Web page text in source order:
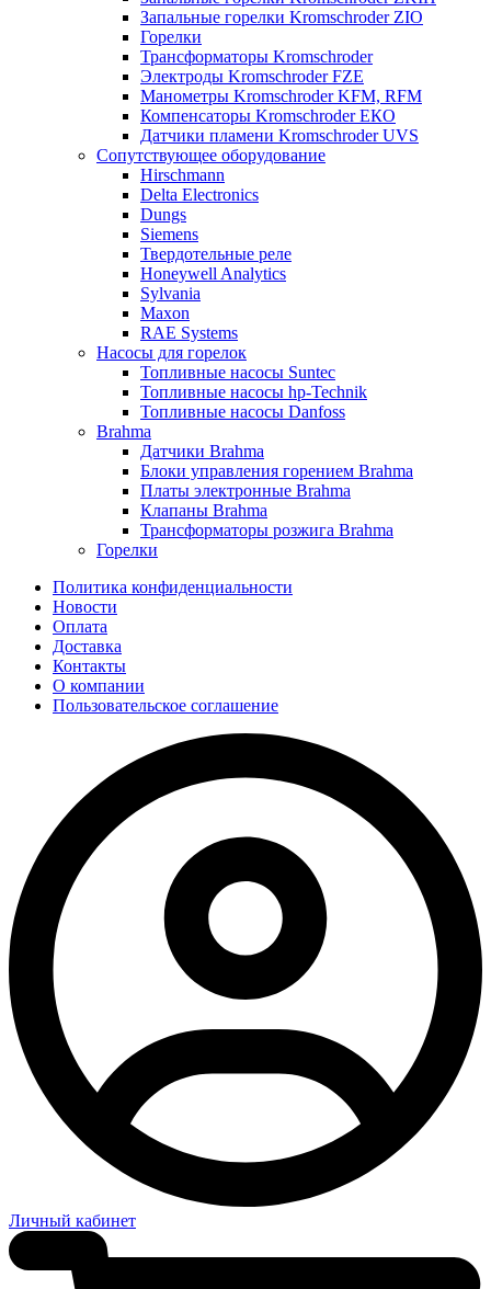
Запальные горелки Kromschroder ZIO
Горелки
Трансформаторы Kromschroder
Электроды Kromschroder FZE
Манометры Kromschroder KFM, RFM
Компенсаторы Kromschroder ЕКО
Датчики пламени Kromschroder UVS
Сопутствующее оборудование
Hirschmann
Delta Electronics
Dungs
Siemens
Твердотельные реле
Honeywell Analytics
Sylvania
Maxon
RAE Systems
Насосы для горелок
Топливные насосы Suntec
Топливные насосы hp-Technik
Топливные насосы Danfoss
Brahma
Датчики Brahma
Блоки управления горением Brahma
Платы электронные Brahma
Клапаны Brahma
Трансформаторы розжига Brahma
Горелки
Политика конфиденциальности
Новости
Оплата
Доставка
Контакты
О компании
Пользовательское соглашение
Личный кабинет